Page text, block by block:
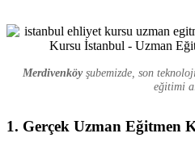
Merdivenköyşubemizde, son
eğitimi
1. Gerçek Uzman Eğitmen